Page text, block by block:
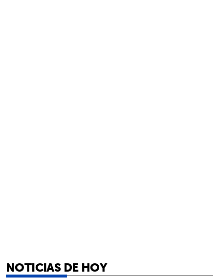
NOTICIAS DE HOY